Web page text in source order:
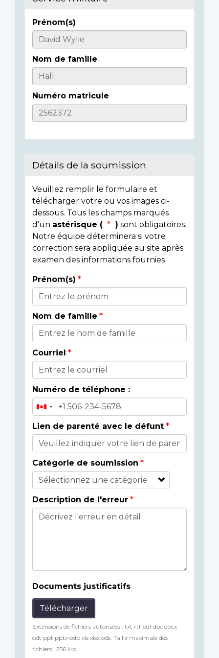
Casualty
Details
Prénom(s)
Nom de famille
Numéro matricule
Détails de la soumission
Veuillez remplir le formulaire et
télécharger votre ou vos images ci-
dessous. Tous les champs marqués
d'un astérisque ( ) sont obligatoires.
Notre équipe déterminera si votre
correction sera appliquée au site après
examen des informations fournies
Donor
Details
Prénom(s)
Nom de famille
Courriel
Numéro de téléphone :
Lien de parenté avec le défunt
Catégorie de soumission
Description de l'erreur
Documents justificatifs
Télécharger
Extensions de fichiers autorisées : txt rtf pdf doc docx
odt ppt pptx odp xls xlsx ods. Taille maximale des
fichiers : 256 Mo.